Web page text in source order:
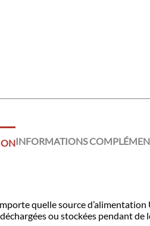
INFORMATIONS
quelle source
ou stockées pendant de